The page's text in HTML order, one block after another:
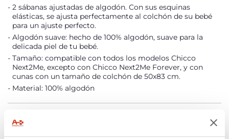
2 sábanas ajustadas de algodón. Con sus esquinas
elásticas, se ajusta perfectamente al colchón de su bebé
para un ajuste perfecto.
Algodón suave: hecho de 100% algodón, suave para la
delicada piel de tu bebé.
Tamaño: compatible con todos los modelos Chicco
Next2Me, excepto con Chicco Next2Me Forever, y con
cunas con un tamaño de colchón de 50x83 cm.
Material: 100% algodón
DETALLES DEL PRODUCTO